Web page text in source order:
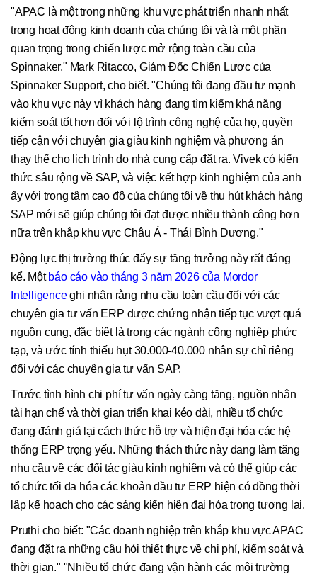
"APAC là một trong những khu vực phát triển nhanh nhất
trong hoạt động kinh doanh của chúng tôi và là một phần
quan trọng trong chiến lược mở rộng toàn cầu của
Spinnaker," Mark Ritacco, Giám Đốc Chiến Lược của
Spinnaker Support, cho biết. "Chúng tôi đang đầu tư mạnh
vào khu vực này vì khách hàng đang tìm kiếm khả năng
kiểm soát tốt hơn đối với lộ trình công nghệ của họ, quyền
tiếp cận với chuyên gia giàu kinh nghiệm và phương án
thay thế cho lịch trình do nhà cung cấp đặt ra. Vivek có kiến
thức sâu rộng về SAP, và việc kết hợp kinh nghiệm của anh
ấy với trọng tâm cao độ của chúng tôi về thu hút khách hàng
SAP mới sẽ giúp chúng tôi đạt được nhiều thành công hơn
nữa trên khắp khu vực Châu Á - Thái Bình Dương."
Động lực thị trường thúc đẩy sự tăng trưởng này rất đáng
kể. Một báo cáo vào tháng 3 năm 2026 của Mordor
Intelligenceghi nhận rằng nhu cầu toàn cầu đối với các
chuyên gia tư vấn ERP được chứng nhận tiếp tục vượt quá
nguồn cung, đặc biệt là trong các ngành công nghiệp phức
tạp, và ước tính thiếu hụt 30.000-40.000 nhân sự chỉ riêng
đối với các chuyên gia tư vấn SAP.
Trước tình hình chi phí tư vấn ngày càng tăng, nguồn nhân
tài hạn chế và thời gian triển khai kéo dài, nhiều tổ chức
đang đánh giá lại cách thức hỗ trợ và hiện đại hóa các hệ
thống ERP trọng yếu. Những thách thức này đang làm tăng
nhu cầu về các đối tác giàu kinh nghiệm và có thể giúp các
tổ chức tối đa hóa các khoản đầu tư ERP hiện có đồng thời
lập kế hoạch cho các sáng kiến hiện đại hóa trong tương lai.
Pruthi cho biết: "Các doanh nghiệp trên khắp khu vực APAC
đang đặt ra những câu hỏi thiết thực về chi phí, kiểm soát và
thời gian." "Nhiều tổ chức đang vận hành các môi trường